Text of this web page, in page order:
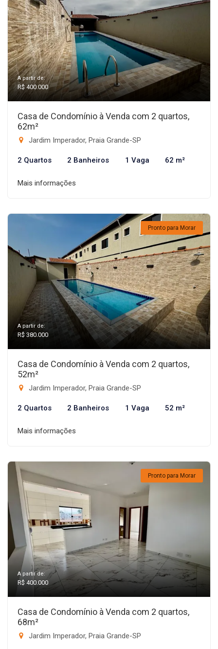
A partir de:
R$ 400.000
Casa de Condomínio à Venda com 2 quartos,
62m²
Jardim Imperador, Praia Grande-SP
2 Quartos 2 Banheiros 1 Vaga 62 m²
Mais informações
Pronto para Morar
A partir de:
R$ 380.000
Casa de Condomínio à Venda com 2 quartos,
52m²
Jardim Imperador, Praia Grande-SP
2 Quartos 2 Banheiros 1 Vaga 52 m²
Mais informações
Pronto para Morar
A partir de:
R$ 400.000
Casa de Condomínio à Venda com 2 quartos,
68m²
Jardim Imperador, Praia Grande-SP